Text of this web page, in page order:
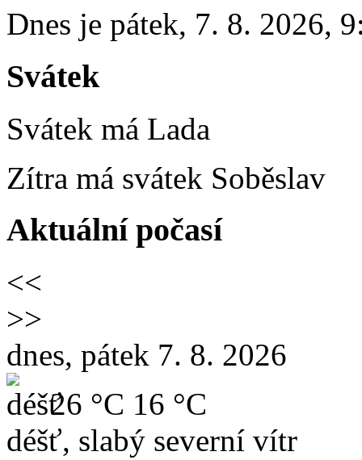
Dnes je pátek, 7. 8. 2026,
Svátek
Svátek má Lada
Zítra má svátek Soběslav
Aktuální počasí
<<
>>
dnes, pátek 7. 8. 2026
26 °C 16 °C
déšť, slabý severní vítr